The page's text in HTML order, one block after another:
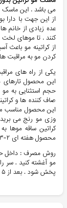
می باشد . این ماسک
از این جهت با
عده زیادی از خانم
کنند . تا موهای لخت
از کراتینه مو
کردن مو به مراقبت
یکی از راه های
این محصول
حجم استثنایی به
صاف کننده ها و
این محصول مناسب
وزی مو رنج می
کراتین ساقه موها
محصول هفته ای ۲-۳ باراستفاده کنید .
روش مصرف : داخل
مو آغشته کنید . سر
پخش شود . بعد از ۵ تا ۷ دقیقه آبکشی کنید .